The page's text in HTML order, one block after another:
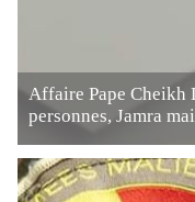
Affaire Pape Cheikh
personnes, Jamra